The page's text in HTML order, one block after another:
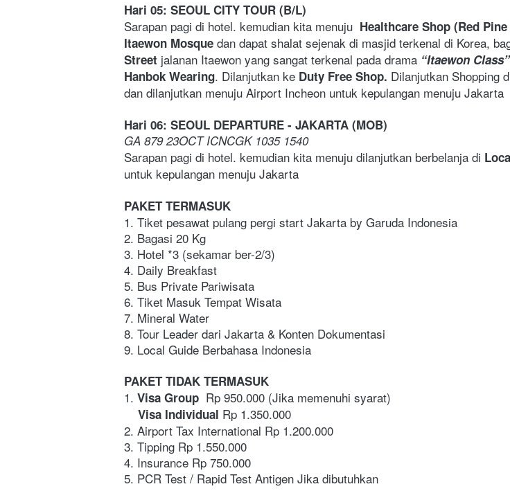
Hari 05: SEOUL CITY TOUR (B/L)
Sarapan pagi di hotel. kemudian kita menuju Healthcare Shop (Red Pine
Itaewon Mosque dan dapat shalat sejenak di masjid terkenal di Korea,
Street jalanan Itaewon yang sangat terkenal pada drama “Itaewon
Hanbok Wearing. Dilanjutkan ke Duty Free Shop. Dilanjutkan Shopping
dan dilanjutkan menuju Airport Incheon untuk kepulangan menuju Jakarta
Hari 06: SEOUL DEPARTURE - JAKARTA (MOB)
GA 879 23OCT ICNCGK 1035 1540
Sarapan pagi di hotel. kemudian kita menuju dilanjutkan berbelanja di
untuk kepulangan menuju Jakarta
PAKET TERMASUK
1. Tiket pesawat pulang pergi start Jakarta by Garuda Indonesia
2. Bagasi 20 Kg
3. Hotel *3 (sekamar ber-2/3)
4. Daily Breakfast
5. Bus Private Pariwisata
6. Tiket Masuk Tempat Wisata
7. Mineral Water
8. Tour Leader dari Jakarta & Konten Dokumentasi
9. Local Guide Berbahasa Indonesia
PAKET TIDAK TERMASUK
1. Visa Group
  Rp 950.000 (Jika memenuhi syarat)
    Visa Individual
Rp 1.350.000
2. Airport Tax International Rp 1.200.000
3. Tipping Rp 1.550.000
4. Insurance Rp 750.000
5. PCR Test / Rapid Test Antigen Jika dibutuhkan